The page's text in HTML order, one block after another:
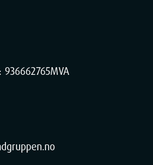
936662765MVA